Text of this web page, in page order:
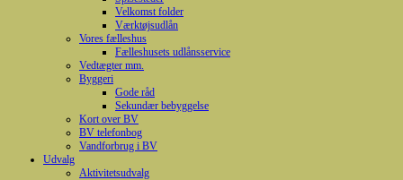
Velkomst folder
Værktøjsudlån
Vores fælleshus
Fælleshusets udlånsservice
Vedtægter mm.
Byggeri
Gode råd
Sekundær bebyggelse
Kort over BV
BV telefonbog
Vandforbrug i BV
Udvalg
Aktivitetsudvalg